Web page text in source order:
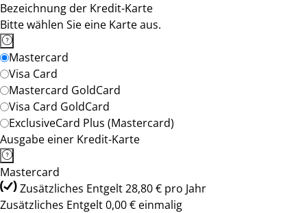
Bezeichnung der Kredit-Karte
Bitte wählen Sie eine Karte aus.
Mastercard
Visa Card
Mastercard GoldCard
Visa Card GoldCard
ExclusiveCard Plus (Mastercard)
Ausgabe einer Kredit-Karte
Mastercard
Zusätzliches Entgelt 28,80 € pro Jahr
Zusätzliches Entgelt 0,00 € einmalig